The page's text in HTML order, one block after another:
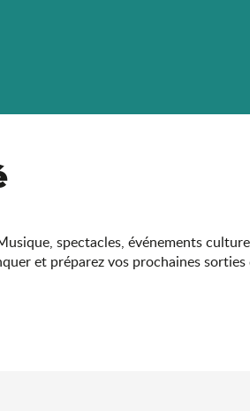
spectacles, événements
et préparez vos prochaines sorties